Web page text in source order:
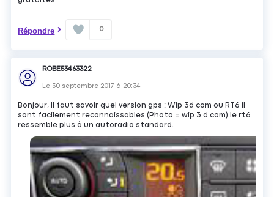
Répondre 0
ROBE53463322
Le 30 septembre 2017 à 20:34
Bonjour, Il faut savoir quel version gps : Wip 3d com ou RT6 il
sont facilement reconnaissables (Photo = wip 3 d com) le rt6
ressemble plus à un autoradio standard.